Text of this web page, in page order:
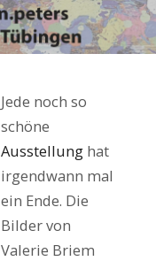
Jede noch so
schöne
Ausstellung hat
irgendwann mal
ein Ende. Die
Bilder von
Valerie Briem